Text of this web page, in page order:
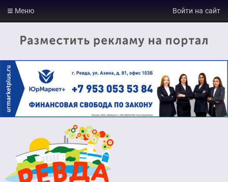
Войти на сайт
Меню